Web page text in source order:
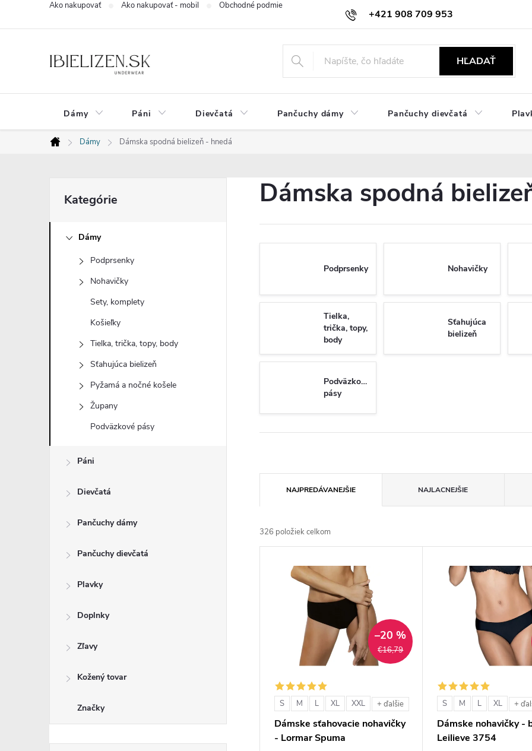
+421 908 709 953
objednavky@ibielizen.sk
Ako nakupovať Ako nakupovať - mobil Obchodné podmienky
HĽADAŤ
Dámy Páni Dievčatá Pančuchy dámy Pančuchy dievčatá
Domov
Dámy Dámska spodná bielizeň - hnedá
o
kategórie
Kategórie
Dámy
Podprsenky
Nohavičky
Sety, komplety
Košieľky
Tielka, trička, topy, body
Sťahujúca bielizeň
Pyžamá a nočné košele
Župany
Podväzkové pásy
Páni
Dievčatá
Pančuchy dámy
Pančuchy dievčatá
Plavky
Doplnky
Zľavy
Kožený tovar
Značky
Dámska spodná
Podprsenky Nohavičky
Tielka,
trička, topy,
body
Sťahujúca
bielizeň
Podväzkové
pásy
a
d
NAJPREDÁVANEJŠIE NAJLACNEJŠIE
326 položiek celkom
€16,79
–20 %
S M L XL XXL + ďalšie
Dámske sťahovacie nohavičky
- Lormar Spuma
S M L XL +
Dámske nohavičky -
Leilieve 3754